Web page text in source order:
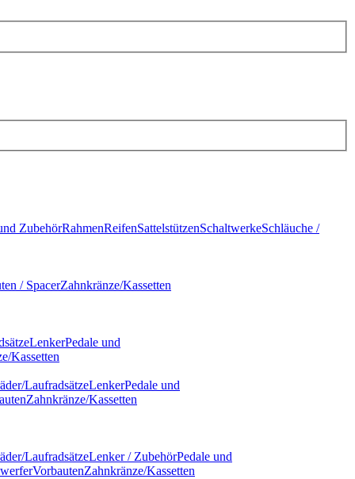
ZubehörRahmenReifenSattelstützenSchaltwerkeSchläuche /
/ SpacerZahnkränze/Kassetten
LenkerPedale und
Kassetten
LaufradsätzeLenkerPedale und
Zahnkränze/Kassetten
LaufradsätzeLenker / ZubehörPedale und
VorbautenZahnkränze/Kassetten